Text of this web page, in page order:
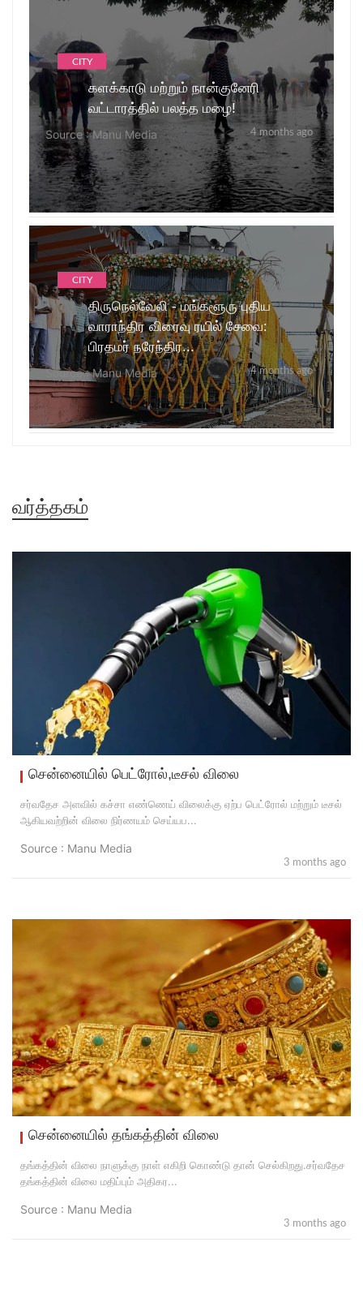
CITY
களக்காடு மற்றும் நான்குனேரி
வட்டாரத்தில் பலத்த மழை!
Source : Manu Media 4 months ago
CITY
திருநெல்வேலி - மங்களூரு புதிய
வாராந்திர விரைவு ரயில் சேவை:
பிரதமர் நரேந்திர...
Source : Manu Media 4 months ago
வர்த்தகம்
சென்னையில் பெட்ரோல்,டீசல் விலை
சர்வதேச அளவில் கச்சா எண்ணெய் விலைக்கு ஏற்ப பெட்ரோல் மற்றும் டீசல்
ஆகியவற்றின் விலை நிர்ணயம் செய்யப...
Source : Manu Media
3 months ago
சென்னையில் தங்கத்தின் விலை
தங்கத்தின் விலை நாளுக்கு நாள் எகிறி கொண்டு தான் செல்கிறது.சர்வதேச
தங்கத்தின் விலை மதிப்பும் அதிகர...
Source : Manu Media
3 months ago